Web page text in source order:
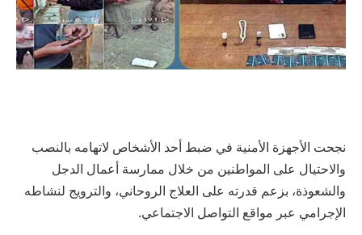
نجحت الأجهزة الأمنية في ضبط أحد الأشخاص لاتهامه بالنصب
والاحتيال على المواطنين من خلال ممارسة أعمال الدجل
والشعوذة، بزعم قدرته على العلاج الروحاني، والترويج لنشاطه
الإجرامي عبر مواقع التواصل الاجتماعي.